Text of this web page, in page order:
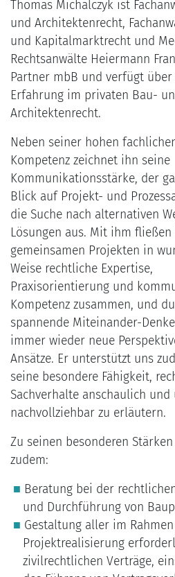
Thomas Michalczyk ist
und Architektenrecht,
und Kapitalmarktrecht und
Rechtsanwälte Heiermann
Partner mbB und verfügt über
Erfahrung im privaten Bau-
Architektenrecht.
Neben seiner hohen
Kompetenz zeichnet ihn seine
Kommunikationsstärke, der
Blick auf Projekt- und
die Suche nach alternativen
Lösungen aus. Mit ihm
gemeinsamen Projekten in
Weise rechtliche Expertise,
Praxisorientierung und
Kompetenz zusammen, und
spannende Miteinander-
immer wieder neue
Ansätze. Er unterstützt uns
seine besondere Fähigkeit,
Sachverhalte anschaulich
nachvollziehbar zu erläutern.
Zu seinen besonderen
zudem:
Beratung bei der
und Durchführung von
Gestaltung aller im
Projektrealisierung
zivilrechtlichen Verträge,